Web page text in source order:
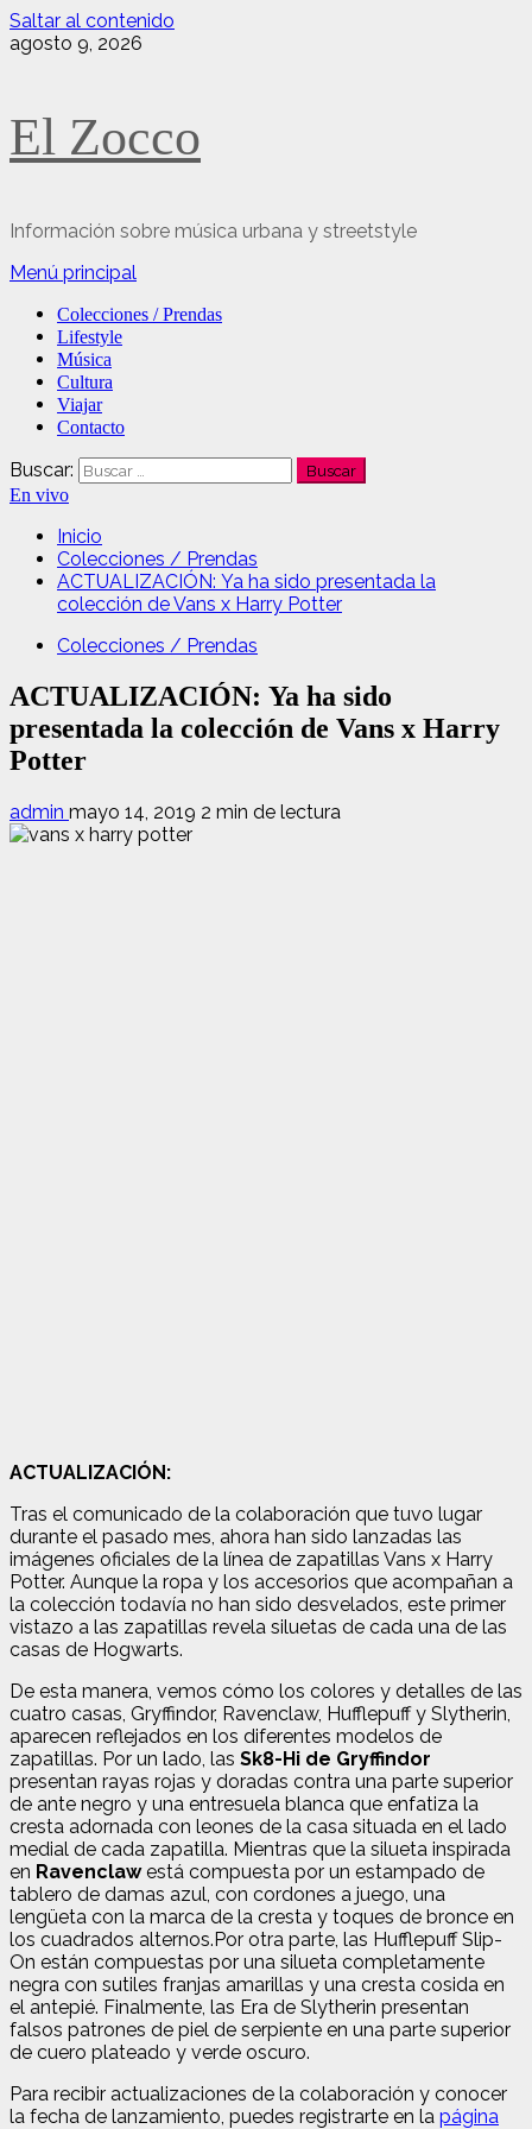
Saltar al contenido
agosto 9, 2026
El Zocco
Información sobre música urbana y streetstyle
Menú principal
Colecciones / Prendas
Lifestyle
Música
Cultura
Viajar
Contacto
Buscar:
En vivo
Inicio
Colecciones / Prendas
ACTUALIZACIÓN: Ya ha sido presentada la
colección de Vans x Harry Potter
Colecciones / Prendas
ACTUALIZACIÓN: Ya ha sido
presentada la colección de Vans x Harry
Potter
admin mayo 14, 2019 2 min de lectura
ACTUALIZACIÓN:
Tras el comunicado de la colaboración que tuvo lugar
durante el pasado mes, ahora han sido lanzadas las
imágenes oficiales de la línea de zapatillas Vans x Harry
Potter. Aunque la ropa y los accesorios que acompañan a
la colección todavía no han sido desvelados, este primer
vistazo a las zapatillas revela siluetas de cada una de las
casas de Hogwarts.
De esta manera, vemos cómo los colores y detalles de las
cuatro casas, Gryffindor, Ravenclaw, Hufflepuff y Slytherin,
aparecen reflejados en los diferentes modelos de
zapatillas. Por un lado, las Sk8-Hi de Gryffindor
presentan rayas rojas y doradas contra una parte superior
de ante negro y una entresuela blanca que enfatiza la
cresta adornada con leones de la casa situada en el lado
medial de cada zapatilla. Mientras que la silueta inspirada
en Ravenclawestá compuesta por un estampado de
tablero de damas azul, con cordones a juego, una
lengüeta con la marca de la cresta y toques de bronce en
los cuadrados alternos.Por otra parte, las Hufflepuff Slip-
On están compuestas por una silueta completamente
negra con sutiles franjas amarillas y una cresta cosida en
el antepié. Finalmente, las Era de Slytherin presentan
falsos patrones de piel de serpiente en una parte superior
de cuero plateado y verde oscuro.
Para recibir actualizaciones de la colaboración y conocer
la fecha de lanzamiento, puedes registrarte en la página